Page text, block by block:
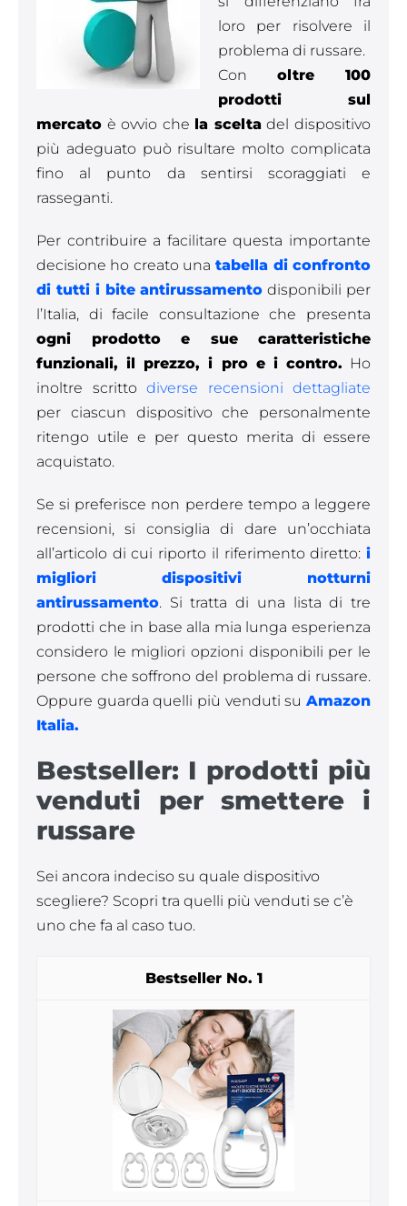
loro per risolvere il
problema di russare.
Con oltre 100
prodotti sul
mercato è ovvio che la sceltadel dispositivo
più adeguato può risultare molto complicata
fino al punto da sentirsi scoraggiati e
rasseganti.
Per contribuire a facilitare questa importante
decisione ho creato una tabella di confronto
di tutti i bite antirussamento disponibili per
l’Italia, di facile consultazione che presenta
ogni prodotto e sue caratteristiche
funzionali, il prezzo, i pro e i contro. Ho
inoltre scritto diverse recensioni dettagliate
per ciascun dispositivo che personalmente
ritengo utile e per questo merita di essere
acquistato.
Se si preferisce non perdere tempo a leggere
recensioni, si consiglia di dare un’occhiata
all’articolo di cui riporto il riferimento diretto: i
migliori dispositivi notturni
antirussamento. Si tratta di una lista di tre
prodotti che in base alla mia lunga esperienza
considero le migliori opzioni disponibili per le
persone che soffrono del problema di russare.
Oppure guarda quelli più venduti su Amazon
Italia.
Bestseller: I prodotti più
venduti per smettere i
russare
Sei ancora indeciso su quale dispositivo
scegliere? Scopri tra quelli più venduti se c’è
uno che fa al caso tuo.
1